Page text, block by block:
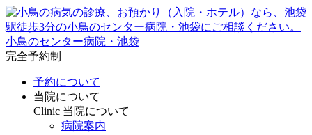
小鳥のセンター病院・池袋
完全予約制
予約について
当院について
Clinic 当院について
病院案内